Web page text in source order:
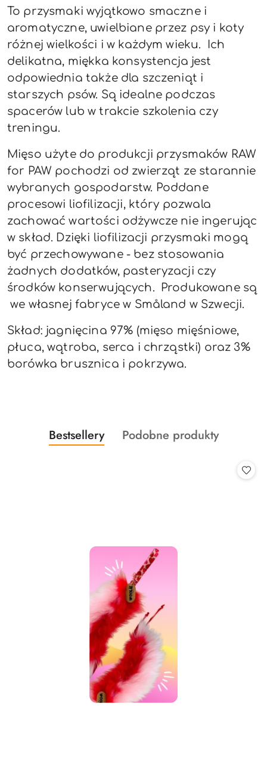
To przysmaki wyjątkowo smaczne i
aromatyczne, uwielbiane przez psy i koty
różnej wielkości i w każdym wieku. Ich
delikatna, miękka konsystencja jest
odpowiednia także dla szczeniąt i
starszych psów. Są idealne podczas
spacerów lub w trakcie szkolenia czy
treningu.
Mięso użyte do produkcji przysmaków RAW
for PAW pochodzi od zwierząt ze starannie
wybranych gospodarstw. Poddane
procesowi liofilizacji, który pozwala
zachować wartości odżywcze nie ingerując
w skład. Dzięki liofilizacji przysmaki mogą
być przechowywane - bez stosowania
żadnych dodatków, pasteryzacji czy
środków konserwujących. Produkowane są
we własnej fabryce w Småland w Szwecji.
Skład: jagnięcina 97% (mięso mięśniowe,
płuca, wątroba, serca i chrząstki) oraz 3%
borówka brusznica i pokrzywa.
Pomiń karuzelę produktów
Produkty
o
Bestsellery
Produkty
Podobne produkty